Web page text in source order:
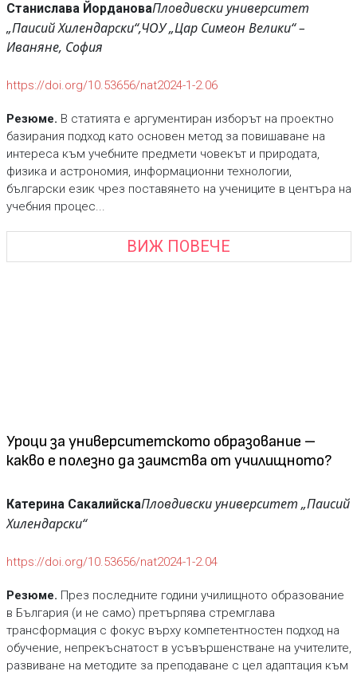
Станислава ЙордановаПловдивски университет
„Паисий Хилендарски“,ЧОУ „Цар Симеон Велики“ –
Иваняне, София
https://doi.org/10.53656/nat2024-1-2.06
Резюме. В статията е аргументиран изборът на проектно
базирания подход като основен метод за повишаване на
интереса към учебните предмети човекът и природата,
физика и астрономия, информационни технологии,
български език чрез поставянето на учениците в центъра на
учебния процес...
ВИЖ ПОВЕЧЕ
Уроци за университетското образование –
какво е полезно да заимства от училищното?
Катерина СакалийскаПловдивски университет „Паисий
Хилендарски“
https://doi.org/10.53656/nat2024-1-2.04
Резюме. През последните години училищното образование
в България (и не само) претърпява стремглава
трансформация с фокус върху компетентностен подход на
обучение, непрекъснатост в усъвършенстване на учителите,
развиване на методите за преподаване с цел адаптация към